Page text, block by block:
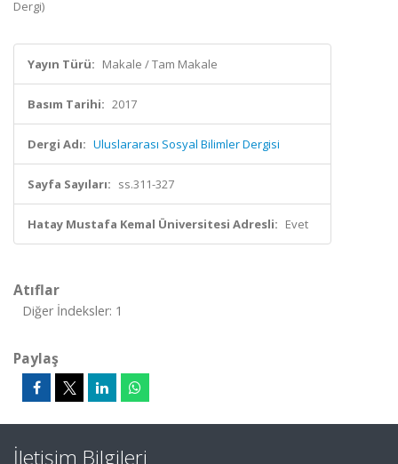
Dergi)
Yayın Türü: Makale / Tam Makale
Basım Tarihi: 2017
Dergi Adı: Uluslararası Sosyal Bilimler Dergisi
Sayfa Sayıları: ss.311-327
Hatay Mustafa Kemal Üniversitesi Adresli: Evet
Atıflar
Diğer İndeksler: 1
Paylaş
İletişim Bilgileri